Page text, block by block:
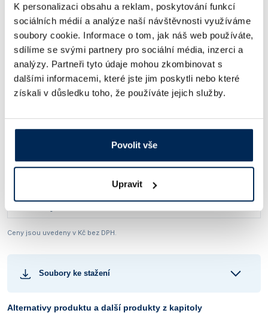
K personalizaci obsahu a reklam, poskytování funkcí
sociálních médií a analýze naší návštěvnosti využíváme
soubory cookie. Informace o tom, jak náš web používáte,
sdílíme se svými partnery pro sociální média, inzerci a
analýzy. Partneři tyto údaje mohou zkombinovat s
dalšími informacemi, které jste jim poskytli nebo které
získali v důsledku toho, že používáte jejich služby.
Povolit vše
Upravit
Napájení
230 V ±10 % / 50 Hz
Příkon
max. 2000 W
Hmotnost skla
Rozměry včetně / bez skla (v x
950 x 600 x 390 mm / 750 x 450 x
Obj. číslo:
Ceny jsou uvedeny v Kč bez DPH.
Soubory ke stažení
Alternativy produktu a další produkty z kapitoly